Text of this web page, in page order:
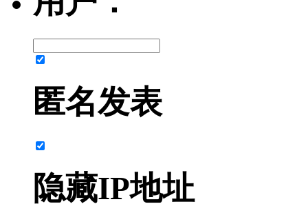
匿名发表
隐藏IP地址